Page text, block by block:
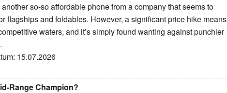
so-so affordable phone from a company that seems to
flagships and foldables. However, a significant price hike means
waters, and it’s simply found wanting against punchier
15.07.2026
Range Champion?